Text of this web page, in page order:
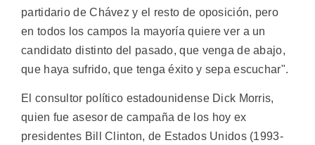
partidario de Chávez y el resto de oposición, pero
en todos los campos la mayoría quiere ver a un
candidato distinto del pasado, que venga de abajo,
que haya sufrido, que tenga éxito y sepa escuchar".
El consultor político estadounidense Dick Morris,
quien fue asesor de campaña de los hoy ex
presidentes Bill Clinton, de Estados Unidos (1993-